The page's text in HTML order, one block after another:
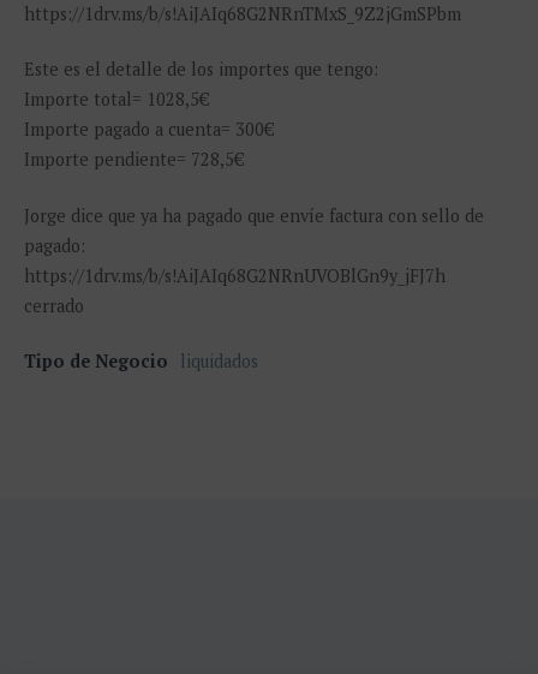
https://1drv.ms/b/s!AiJAIq68G2NRnTMxS_9Z2jGmSPbm
Este es el detalle de los importes que tengo:
Importe total= 1028,5€
Importe pagado a cuenta= 300€
Importe pendiente= 728,5€
Jorge dice que ya ha pagado que envíe factura con sello de
pagado:
https://1drv.ms/b/s!AiJAIq68G2NRnUVOBlGn9y_jFJ7h
cerrado
Tipo de Negocio liquidados